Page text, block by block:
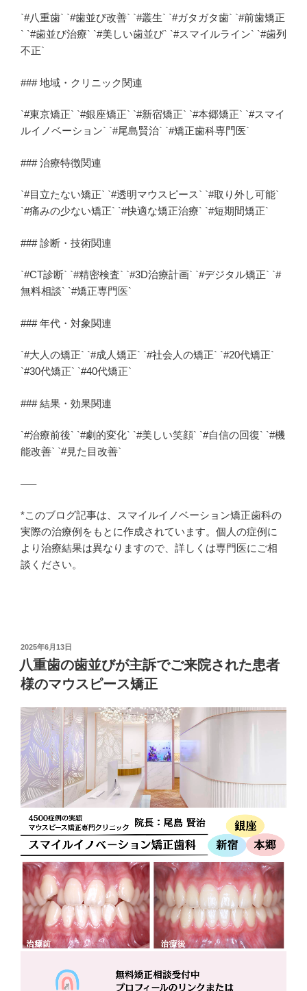
`#八重歯` `#歯並び改善` `#叢生` `#ガタガタ歯` `#前歯矯正
` `#歯並び治療` `#美しい歯並び` `#スマイルライン` `#歯列
不正`
### 地域・クリニック関連
`#東京矯正` `#銀座矯正` `#新宿矯正` `#本郷矯正` `#スマイ
ルイノベーション` `#尾島賢治` `#矯正歯科専門医`
### 治療特徴関連
`#目立たない矯正` `#透明マウスピース` `#取り外し可能`
`#痛みの少ない矯正` `#快適な矯正治療` `#短期間矯正`
### 診断・技術関連
`#CT診断` `#精密検査` `#3D治療計画` `#デジタル矯正` `#
無料相談` `#矯正専門医`
### 年代・対象関連
`#大人の矯正` `#成人矯正` `#社会人の矯正` `#20代矯正`
`#30代矯正` `#40代矯正`
### 結果・効果関連
`#治療前後` `#劇的変化` `#美しい笑顔` `#自信の回復` `#機
能改善` `#見た目改善`
—–
*このブログ記事は、スマイルイノベーション矯正歯科の
実際の治療例をもとに作成されています。個人の症例に
より治療結果は異なりますので、詳しくは専門医にご相
談ください。
投
稿
日:
2025年6月13日
八重歯の歯並びが主訴でご来院された患者
様のマウスピース矯正